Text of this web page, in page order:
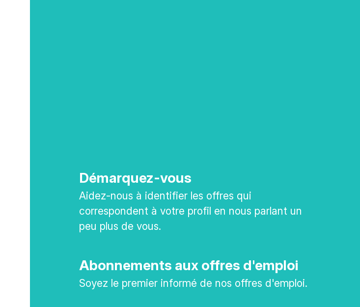
Démarquez-vous
Aidez-nous à identifier les offres qui
correspondent à votre profil en nous parlant un
peu plus de vous.
Abonnements aux offres d'emploi
Soyez le premier informé de nos offres d'emploi.